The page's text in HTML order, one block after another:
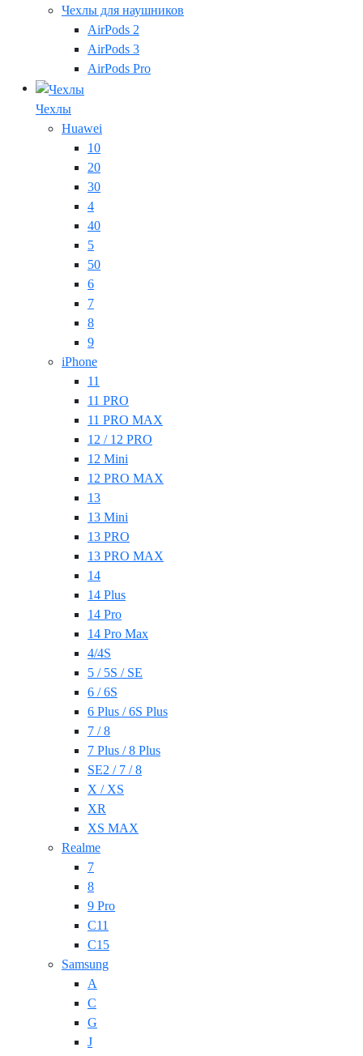
Чехлы для наушников
AirPods 2
AirPods 3
AirPods Pro
Чехлы
Huawei
10
20
30
4
40
5
50
6
7
8
9
iPhone
11
11 PRO
11 PRO MAX
12 / 12 PRO
12 Mini
12 PRO MAX
13
13 Mini
13 PRO
13 PRO MAX
14
14 Plus
14 Pro
14 Pro Max
4/4S
5 / 5S / SE
6 / 6S
6 Plus / 6S Plus
7 / 8
7 Plus / 8 Plus
SE2 / 7 / 8
X / XS
XR
XS MAX
Realme
7
8
9 Pro
C11
C15
Samsung
A
C
G
J